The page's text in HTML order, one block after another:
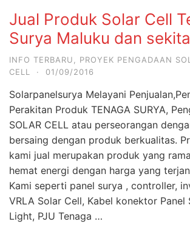
Jual Produk Solar Cell
Surya Maluku dan
INFO TERBARU
PROYEK PENGADAAN
CELL
· 01/09/2016
Solarpanelsurya Melayani
Perakitan Produk TENAGA SURYA,
SOLAR CELL atau perseorangan
bersaing dengan produk berkualitas.
kami jual merupakan produk yang
hemat energi dengan harga yang
Kami seperti panel surya , controller,
VRLA Solar Cell, Kabel konektor Panel
Light, PJU Tenaga …